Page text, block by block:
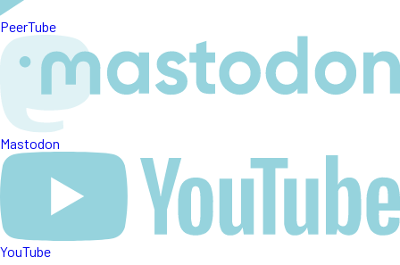
PeerTube
Mastodon
YouTube